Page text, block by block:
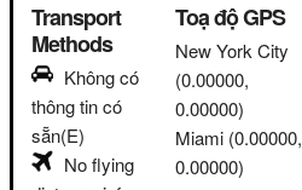
Transport
Methods
Không có
thông tin có
sẵn(E)
No flying
Toạ độ GPS
New York City
(0.00000,
0.00000)
Miami (0.00000,
0.00000)